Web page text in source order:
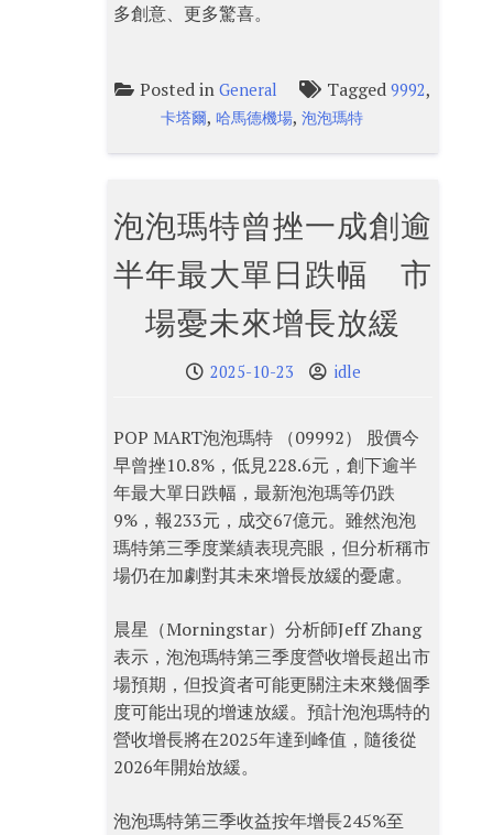
多創意、更多驚喜。
Posted inGeneral Tagged9992,
卡塔爾,哈馬德機場,泡泡瑪特
泡泡瑪特曾挫一成創逾
半年最大單日跌幅 市
場憂未來增長放緩
2025-10-23 idle
POP MART泡泡瑪特 （09992） 股價今
早曾挫10.8%，低見228.6元，創下逾半
年最大單日跌幅，最新泡泡瑪等仍跌
9%，報233元，成交67億元。雖然泡泡
瑪特第三季度業績表現亮眼，但分析稱市
場仍在加劇對其未來增長放緩的憂慮。
晨星（Morningstar）分析師Jeff Zhang
表示，泡泡瑪特第三季度營收增長超出市
場預期，但投資者可能更關注未來幾個季
度可能出現的增速放緩。預計泡泡瑪特的
營收增長將在2025年達到峰值，隨後從
2026年開始放緩。
泡泡瑪特第三季收益按年增長245%至